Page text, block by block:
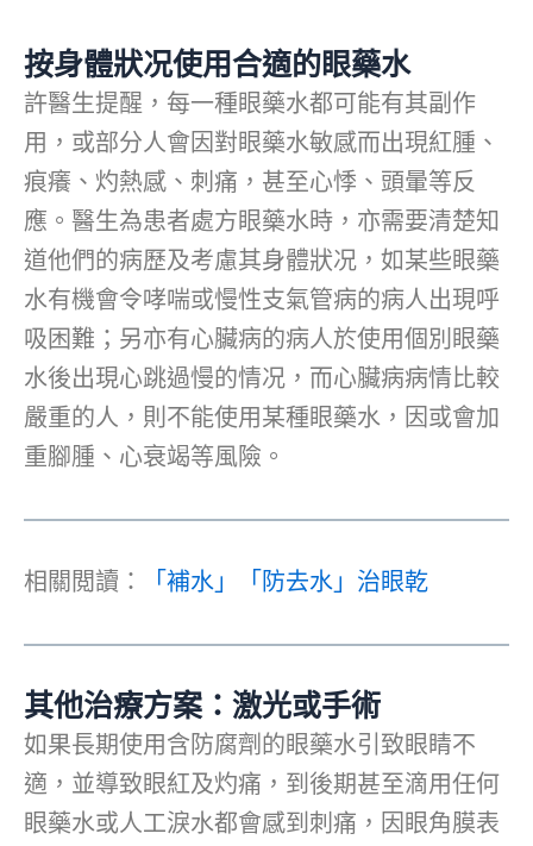
按身體狀况使用合適的眼藥水
許醫生提醒，每一種眼藥水都可能有其副作
用，或部分人會因對眼藥水敏感而出現紅腫、
痕癢、灼熱感、刺痛，甚至心悸、頭暈等反
應。醫生為患者處方眼藥水時，亦需要清楚知
道他們的病歷及考慮其身體狀况，如某些眼藥
水有機會令哮喘或慢性支氣管病的病人出現呼
吸困難；另亦有心臟病的病人於使用個別眼藥
水後出現心跳過慢的情况，而心臟病病情比較
嚴重的人，則不能使用某種眼藥水，因或會加
重腳腫、心衰竭等風險。
相關閲讀： 「補水」「防去水」治眼乾
其他治療方案：激光或手術
如果長期使用含防腐劑的眼藥水引致眼睛不
適，並導致眼紅及灼痛，到後期甚至滴用任何
眼藥水或人工淚水都會感到刺痛，因眼角膜表